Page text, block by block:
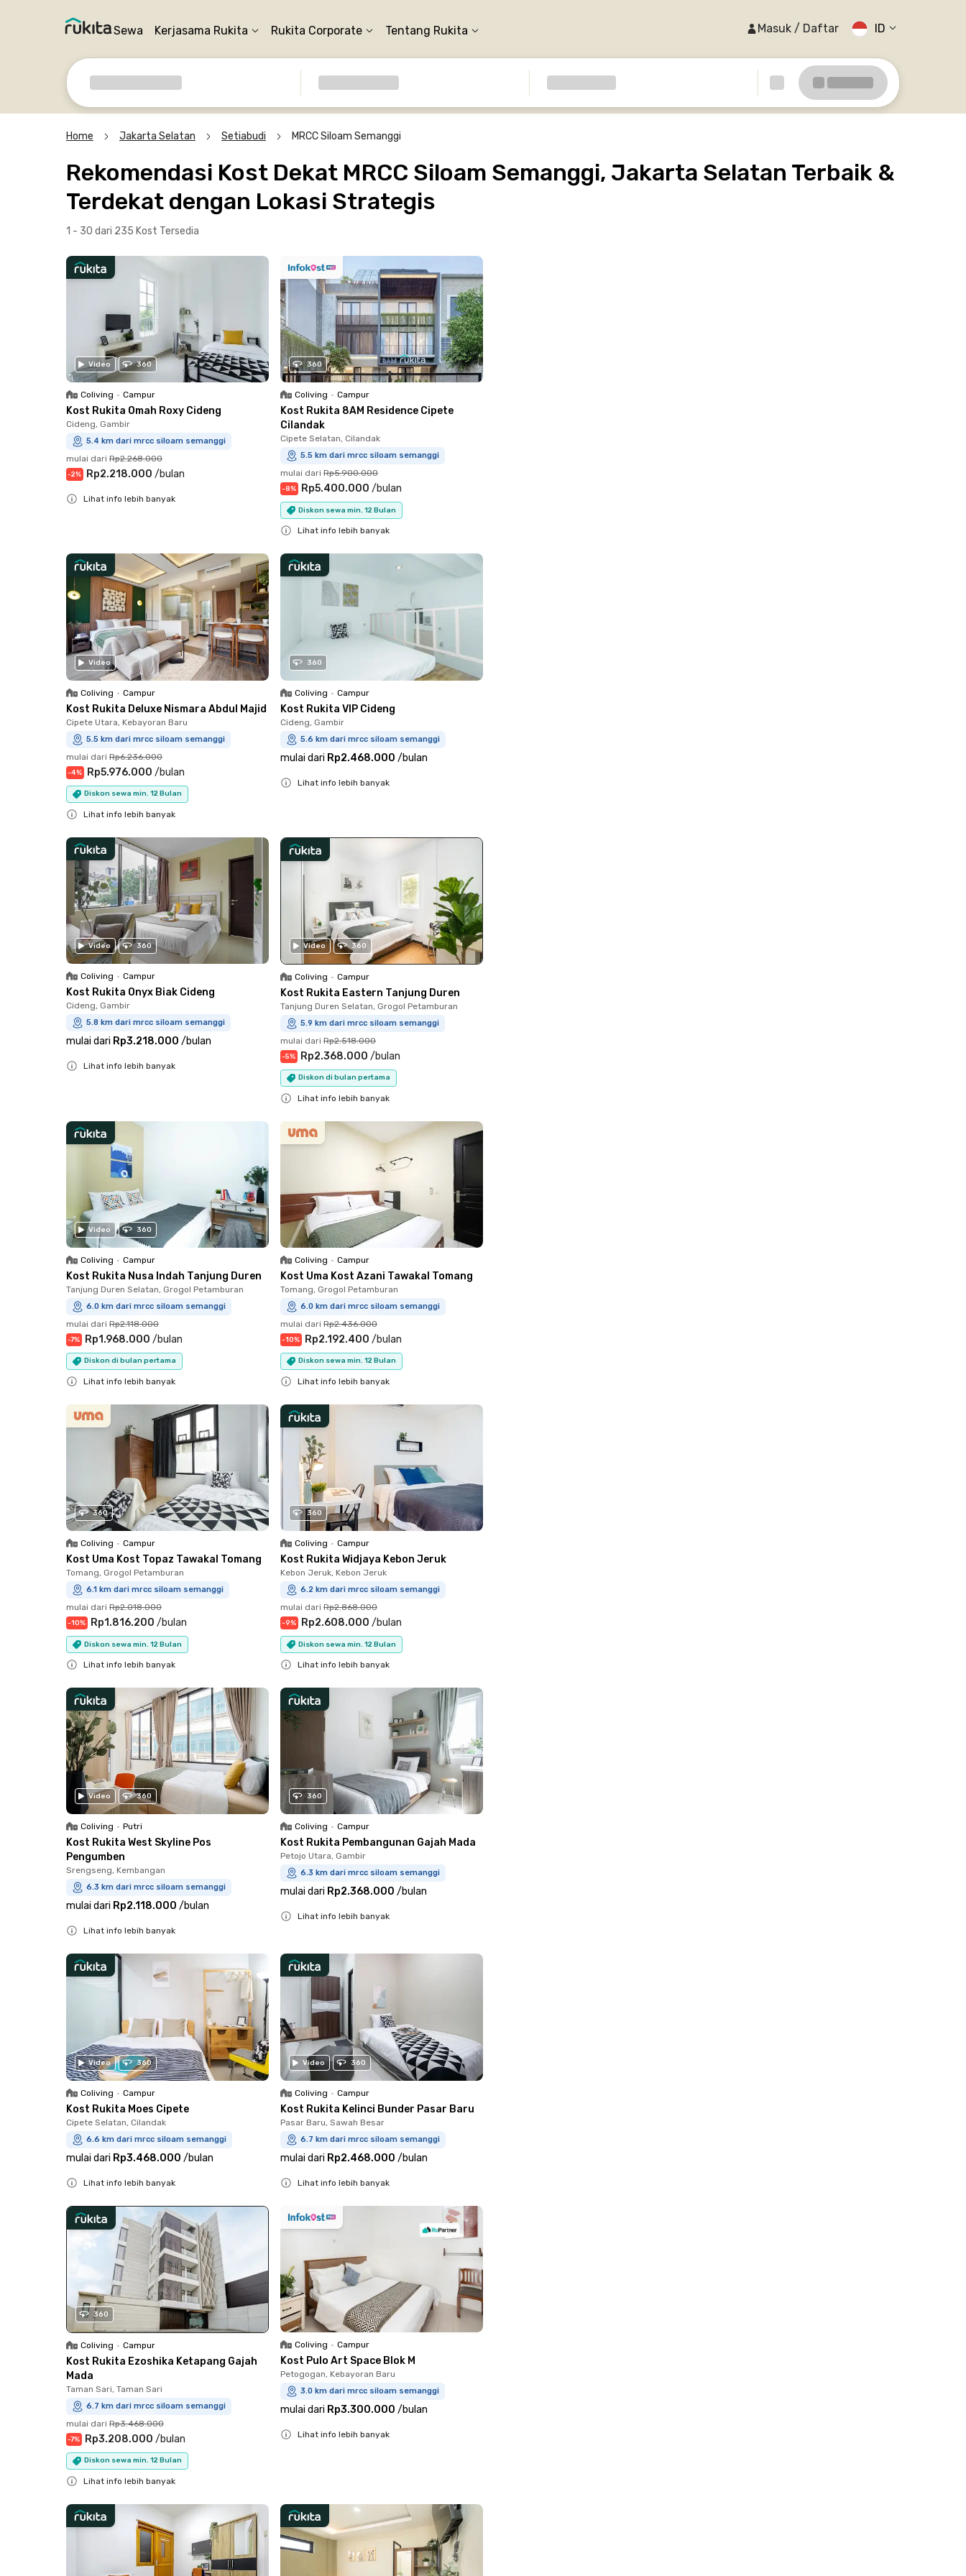
Sewa Kerjasama Rukita Rukita Corporate Tentang Rukita Masuk / Daftar ID
Home Jakarta Selatan Setiabudi MRCC Siloam Semanggi
Rekomendasi Kost Dekat MRCC Siloam Semanggi, Jakarta Selatan Terbaik &
Terdekat dengan Lokasi Strategis
1 - 30 dari 235 Kost Tersedia
Video 360
Coliving • Campur
Kost Rukita Omah Roxy Cideng
Cideng, Gambir
5.4 km dari mrcc siloam semanggi
mulai dari Rp2.268.000
-2% Rp2.218.000 /bulan
Lihat info lebih banyak
360
Coliving • Campur
Kost Rukita 8AM Residence Cipete
Cilandak
Cipete Selatan, Cilandak
5.5 km dari mrcc siloam semanggi
mulai dari Rp5.900.000
-8% Rp5.400.000 /bulan
Diskon sewa min. 12 Bulan
Lihat info lebih banyak
Video
Coliving • Campur
Kost Rukita Deluxe Nismara Abdul Majid
Cipete Utara, Kebayoran Baru
5.5 km dari mrcc siloam semanggi
mulai dari Rp6.236.000
-4% Rp5.976.000 /bulan
Diskon sewa min. 12 Bulan
Lihat info lebih banyak
360
Coliving • Campur
Kost Rukita VIP Cideng
Cideng, Gambir
5.6 km dari mrcc siloam semanggi
mulai dari Rp2.468.000 /bulan
Lihat info lebih banyak
Video 360
Coliving • Campur
Kost Rukita Onyx Biak Cideng
Cideng, Gambir
5.8 km dari mrcc siloam semanggi
mulai dari Rp3.218.000 /bulan
Lihat info lebih banyak
Video 360
Coliving • Campur
Kost Rukita Eastern Tanjung Duren
Tanjung Duren Selatan, Grogol Petamburan
5.9 km dari mrcc siloam semanggi
mulai dari Rp2.518.000
-5% Rp2.368.000 /bulan
Diskon di bulan pertama
Lihat info lebih banyak
Video 360
Coliving • Campur
Kost Rukita Nusa Indah Tanjung Duren
Tanjung Duren Selatan, Grogol Petamburan
6.0 km dari mrcc siloam semanggi
mulai dari Rp2.118.000
-7% Rp1.968.000 /bulan
Diskon di bulan pertama
Lihat info lebih banyak
Coliving • Campur
Kost Uma Kost Azani Tawakal Tomang
Tomang, Grogol Petamburan
6.0 km dari mrcc siloam semanggi
mulai dari Rp2.436.000
-10% Rp2.192.400 /bulan
Diskon sewa min. 12 Bulan
Lihat info lebih banyak
360
Coliving • Campur
Kost Uma Kost Topaz Tawakal Tomang
Tomang, Grogol Petamburan
6.1 km dari mrcc siloam semanggi
mulai dari Rp2.018.000
-10% Rp1.816.200 /bulan
Diskon sewa min. 12 Bulan
Lihat info lebih banyak
360
Coliving • Campur
Kost Rukita Widjaya Kebon Jeruk
Kebon Jeruk, Kebon Jeruk
6.2 km dari mrcc siloam semanggi
mulai dari Rp2.868.000
-9% Rp2.608.000 /bulan
Diskon sewa min. 12 Bulan
Lihat info lebih banyak
Video 360
Coliving • Putri
Kost Rukita West Skyline Pos
Pengumben
Srengseng, Kembangan
6.3 km dari mrcc siloam semanggi
mulai dari Rp2.118.000 /bulan
Lihat info lebih banyak
360
Coliving • Campur
Kost Rukita Pembangunan Gajah Mada
Petojo Utara, Gambir
6.3 km dari mrcc siloam semanggi
mulai dari Rp2.368.000 /bulan
Lihat info lebih banyak
Video 360
Coliving • Campur
Kost Rukita Moes Cipete
Cipete Selatan, Cilandak
6.6 km dari mrcc siloam semanggi
mulai dari Rp3.468.000 /bulan
Lihat info lebih banyak
Video 360
Coliving • Campur
Kost Rukita Kelinci Bunder Pasar Baru
Pasar Baru, Sawah Besar
6.7 km dari mrcc siloam semanggi
mulai dari Rp2.468.000 /bulan
Lihat info lebih banyak
360
Coliving • Campur
Kost Rukita Ezoshika Ketapang Gajah
Mada
Taman Sari, Taman Sari
6.7 km dari mrcc siloam semanggi
mulai dari Rp3.468.000
-7% Rp3.208.000 /bulan
Diskon sewa min. 12 Bulan
Lihat info lebih banyak
Coliving • Campur
Kost Pulo Art Space Blok M
Petogogan, Kebayoran Baru
3.0 km dari mrcc siloam semanggi
mulai dari Rp3.300.000 /bulan
Lihat info lebih banyak